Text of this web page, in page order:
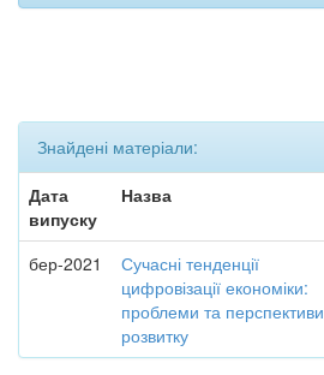
Знайдені матеріали:
Дата
випуску
Назва
бер-2021
Сучасні тенденції
цифровізації економіки:
проблеми та перспективи
розвитку